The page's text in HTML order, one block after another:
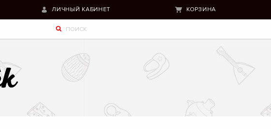
ЛИЧНЫЙ КАБИНЕТ КОРЗИНА